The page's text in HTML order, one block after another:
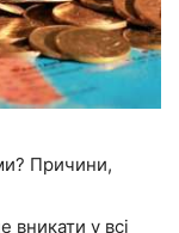
Причини,
вникати у всі